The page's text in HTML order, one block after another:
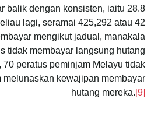
balik dengan konsisten, iaitu 28.8
lagi, seramai 425,292 atau 42
mengikut jadual, manakala
tidak membayar langsung hutang
peratus peminjam Melayu tidak
melunaskan kewajipan membayar
hutang mereka.[9]